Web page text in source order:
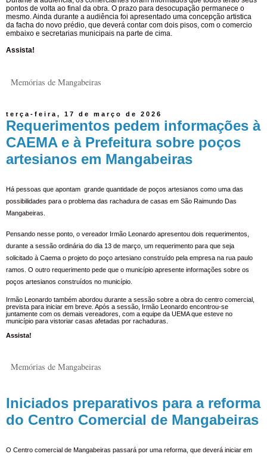
pontos de volta ao final da obra. O prazo para desocupação permanece o
mesmo. Ainda durante a audiência foi apresentado uma concepção artistica
da facha do novo prédio, que deverá contar com dois pisos, com o comercio
embaixo e secretarias municipais na parte de cima.
Assista!
Memórias de Mangabeiras
terça-feira, 17 de março de 2026
Requerimentos pedem informações à
CAEMA e à Prefeitura sobre poços
artesianos em Mangabeiras
Há pessoas que apontam grande quantidade de poços artesianos como uma das
possibilidades para o problema das rachadura de casas em São Raimundo Das
Mangabeiras.
Pensando nesse ponto, o vereador Irmão Leonardo apresentou dois requerimentos,
durante a sessão ordinária do dia 13 de março, um requerimento para que seja
solicitado à Caema o projeto do poço artesiano construído pela empresa na rua paulo
ramos. O outro requerimento pede que o município apresente informações sobre os
poços artesianos construídos no município.
Irmão Leonardo também abordou durante a sessão sobre a obra do centro comercial,
prevista para iniciar em breve. Após a sessão, Irmão Leonardo encontrou-se
juntamente com os demais vereadores, com a equipe da UEMA que esteve no
município para vistoriar casas afetadas por rachaduras.
Assista!
Memórias de Mangabeiras
Iniciados preparativos para a reforma
do Centro Comercial de Mangabeiras
O Centro comercial de Mangabeiras passará por uma reforma, que deverá iniciar em